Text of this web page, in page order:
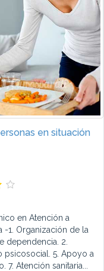
en situación
en Atención a
-1. Organización de la
dependencia. 2.
psicosocial. 5. Apoyo a
Atención sanitaria...